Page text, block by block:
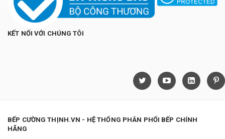
KẾT NỐI VỚI CHÚNG TÔI
BẾP CƯỜNG THỊNH.VN - HỆ THỐNG PHÂN PHỐI BẾP CHÍNH
HÃNG